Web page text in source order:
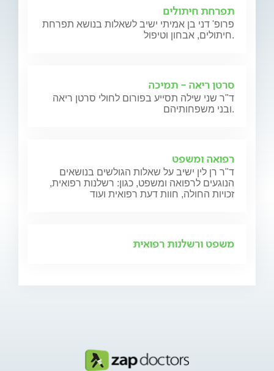
תפרחת חיתולים
פרופ' דני בן אמיתי ישיב לשאלות בנושא תפרחת
חיתולים, אבחון וטיפול.
סרטן ריאה - תמיכה
ד"ר שני שילה תסייע בפורום לחולי סרטן ריאה
ובני משפחותיהם.
רפואה ומשפט
ד"ר רן לין ישיב על שאלות הגולשים בנושאים
הנוגעים לרפואה ומשפט, כגון: רשלנות רפואית,
זכויות החולה, חוות דעת רפואית ועוד
משפט ורשלנות רפואית